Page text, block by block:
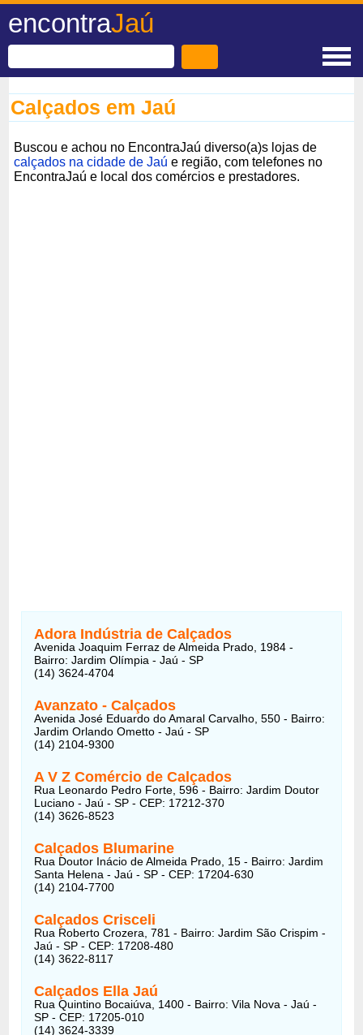
encontraJaú
Calçados em Jaú
Buscou e achou no EncontraJaú diverso(a)s lojas de
calçados na cidade de Jaú e região, com telefones no
EncontraJaú e local dos comércios e prestadores.
Adora Indústria de Calçados
Avenida Joaquim Ferraz de Almeida Prado, 1984 -
Bairro: Jardim Olímpia - Jaú - SP
(14) 3624-4704
Avanzato - Calçados
Avenida José Eduardo do Amaral Carvalho, 550 - Bairro:
Jardim Orlando Ometto - Jaú - SP
(14) 2104-9300
A V Z Comércio de Calçados
Rua Leonardo Pedro Forte, 596 - Bairro: Jardim Doutor
Luciano - Jaú - SP - CEP: 17212-370
(14) 3626-8523
Calçados Blumarine
Rua Doutor Inácio de Almeida Prado, 15 - Bairro: Jardim
Santa Helena - Jaú - SP - CEP: 17204-630
(14) 2104-7700
Calçados Crisceli
Rua Roberto Crozera, 781 - Bairro: Jardim São Crispim -
Jaú - SP - CEP: 17208-480
(14) 3622-8117
Calçados Ella Jaú
Rua Quintino Bocaiúva, 1400 - Bairro: Vila Nova - Jaú -
SP - CEP: 17205-010
(14) 3624-3339